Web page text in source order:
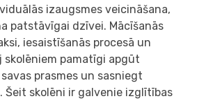
izaugsmes veicināšana,
patstāvīgai dzīvei. Mācīšanās
iesaistīšanās procesā un
skolēniem pamatīgi apgūt
prasmes un sasniegt
Šeit skolēni ir galvenie izglītības